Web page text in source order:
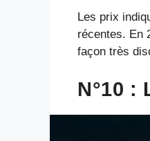
Les prix
récentes. En
façon très
N°10 :